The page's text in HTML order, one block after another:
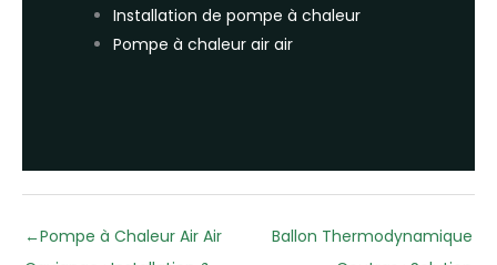
Installation de pompe à chaleur
Pompe à chaleur air air
←Pompe à Chaleur Air Air
Ballon Thermodynamique